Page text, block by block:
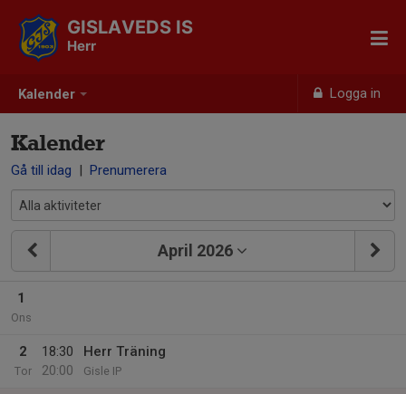
Kalender Logga in
GISLAVEDS IS
Herr
Kalender
Gå till idag | Prenumerera
April 2026
1
Ons
2
Tor
18:30
20:00
Herr Träning
Gisle IP